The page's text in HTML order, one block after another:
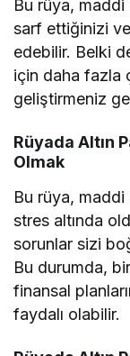
Bu rüya,
sarf ettiğinizi ve
edebilir. Belki
için daha fazla
geliştirmeniz
Rüyada Altın
Olmak
Bu rüya, maddi
stres altında
sorunlar sizi
Bu durumda,
finansal
faydalı olabilir.